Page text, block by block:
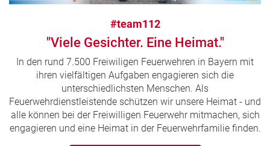
#team112
"Viele Gesichter. Eine Heimat."
In den rund 7.500 Freiwiligen Feuerwehren in Bayern mit
ihren vielfältigen Aufgaben engagieren sich die
unterschiedlichsten Menschen. Als
Feuerwehrdienstleistende schützen wir unsere Heimat - und
alle können bei der Freiwilligen Feuerwehr mitmachen, sich
engagieren und eine Heimat in der Feuerwehrfamilie finden.